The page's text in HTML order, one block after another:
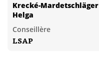
Krecké-Mardetschläger
Helga
Conseillère
LSAP